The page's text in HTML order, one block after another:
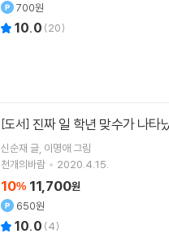
700원
10.0 (20)
[도서] 진짜 일 학년 맞수가 나타
신순재 글 이명애그림
천개의바람
2020.4.15.
10% 11,700원
650원
10.0 (4)